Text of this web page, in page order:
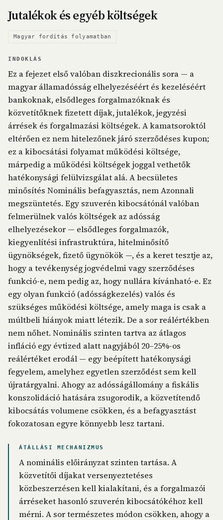
Jutalékok és egyéb költségek
Magyar fordítás folyamatban
INDOKLÁS
Ez a fejezet első valóban diszkrecionális sora — a
magyar államadósság elhelyezéséért és kezeléséért
bankoknak, elsődleges forgalmazóknak és
közvetítőknek fizetett díjak, jutalékok, jegyzési
árrések és forgalmazási költségek. A kamatsoroktól
eltérően ez nem hitelezőnek járó szerződéses kupon;
ez a kibocsátási folyamat működési költsége,
márpedig a működési költségek joggal vethetők
hatékonysági felülvizsgálat alá. A becsületes
minősítés Nominális befagyasztás, nem Azonnali
megszüntetés. Egy szuverén kibocsátónál valóban
felmerülnek valós költségek az adósság
elhelyezésekor — elsődleges forgalmazók,
kiegyenlítési infrastruktúra, hitelminősítő
ügynökségek, fizető ügynökök —, és a keret tesztje az,
hogy a tevékenység jogvédelmi vagy szerződéses
funkció-e, nem pedig az, hogy nullára kívánható-e. Ez
egy olyan funkció (adósságkezelés) valós és
szükséges működési költsége, amely maga is csak a
múltbeli hiányok miatt létezik. De a sor reálértékben
nem nőhet. Nominális szinten tartva az átlagos
infláció egy évtized alatt nagyjából 20–25%-os
reálértéket erodál — egy beépített hatékonysági
fegyelem, amelyhez egyetlen szerződést sem kell
újratárgyalni. Ahogy az adósságállomány a fiskális
konszolidáció hatására zsugorodik, a közvetítendő
kibocsátás volumene csökken, és a befagyasztást
fokozatosan egyre könnyebb lesz tartani.
ÁTÁLLÁSI MECHANIZMUS
A nominális előirányzat szinten tartása. A
közvetítői díjakat versenyeztetéses
közbeszerzésen kell kialakítani, és a forgalmazói
árréseket hasonló szuverén kibocsátókéhoz kell
mérni. A sor természetes módon csökken, ahogy a